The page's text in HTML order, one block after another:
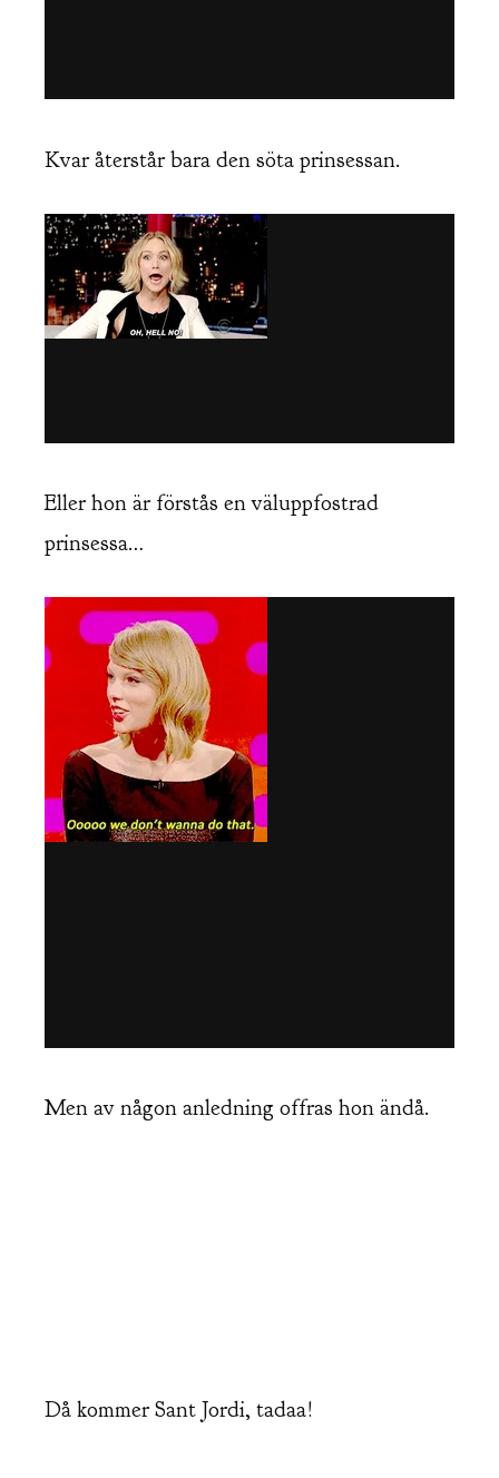
Kvar återstår bara den söta prinsessan.
Eller hon är förstås en väluppfostrad
prinsessa…
Men av någon anledning offras hon ändå.
Då kommer Sant Jordi, tadaa!